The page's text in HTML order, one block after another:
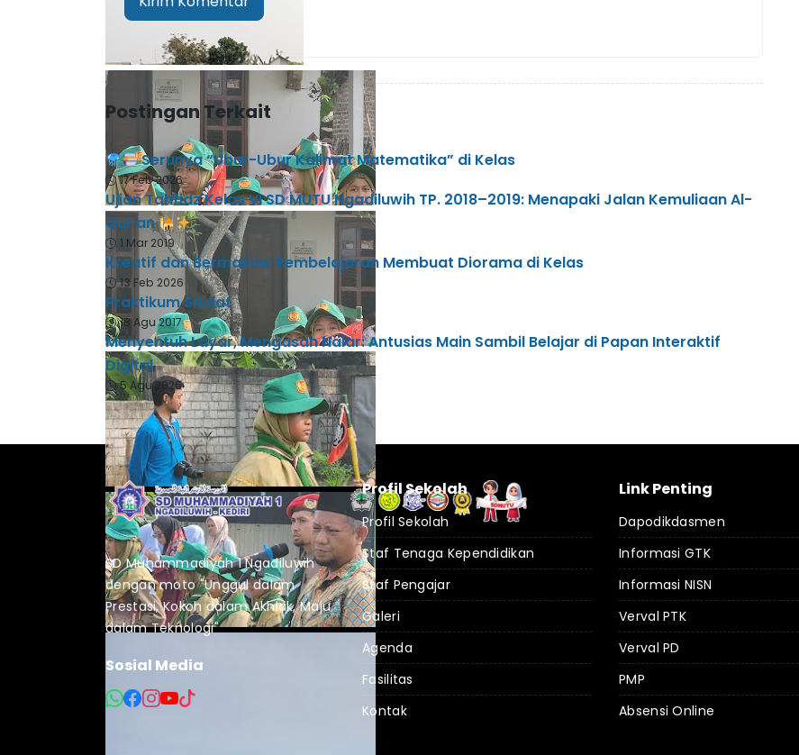
Postingan Terkait
Serunya “Ubur-Ubur Kalimat Matematika” di Kelas
17 Feb 2026
Ujian Tahfidz Kelas VI SD MUTU Ngadiluwih TP. 2018–2019: Menapaki Jalan Kemuliaan Al-
Qur’an
1 Mar 2019
Kreatif dan Bermakna: Pembelajaran Membuat Diorama di Kelas
13 Feb 2026
Praktikum Sholat
18 Agu 2017
Menyentuh Layar, Mengasah Nalar: Antusias Main Sambil Belajar di Papan Interaktif
Digital
5 Agu 2026
SD Muhammadiyah 1 Ngadiluwih
dengan moto "Unggul dalam
Prestasi, Kokoh dalam Akhlak, Maju
dalam Teknologi"
Sosial Media
Profil Sekolah
Profil Sekolah
Staf Tenaga Kependidikan
Staf Pengajar
Galeri
Agenda
Fasilitas
Kontak
Link Penting
Dapodikdasmen
Informasi GTK
Informasi NISN
Verval PTK
Verval PD
PMP
Absensi Online